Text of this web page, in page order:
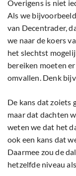
Overigens is niet
Als we
van Decentrader,
we naar de koers
het slechtst
bereiken moeten
omvallen. Denk
De kans dat zoiets
maar dat dachten
weten we dat het
ook een kans dat
Daarmee zou de
hetzelfde niveau